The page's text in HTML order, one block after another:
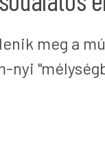
meg a
nyi